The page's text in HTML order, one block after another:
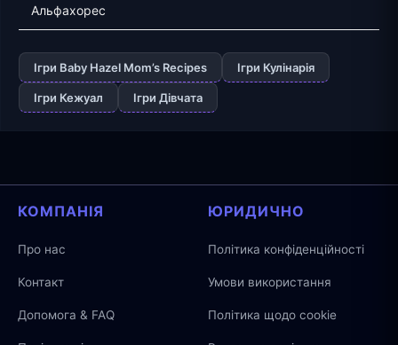
Альфахорес
Ігри Baby Hazel Mom’s Recipes Ігри Кулінарія
Ігри Кежуал Ігри Дівчата
КОМПАНІЯ
Про нас
Контакт
Допомога & FAQ
ЮРИДИЧНО
Політика конфіденційності
Умови використання
Політика щодо cookie